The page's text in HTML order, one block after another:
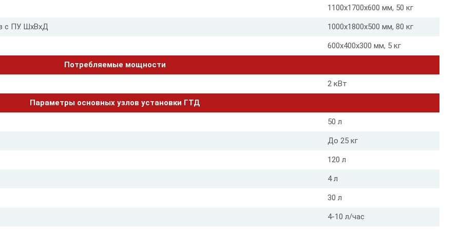
1100х1700х600 мм, 50 кг
с ПУ. ШхВхД 1000х1800х500 мм, 80 кг
600х400х300 мм, 5 кг
Потребляемые мощности
2 кВт
Параметры основных узлов установки ГТД
50 л
До 25 кг
120 л
4 л
30 л
4-10 л/час